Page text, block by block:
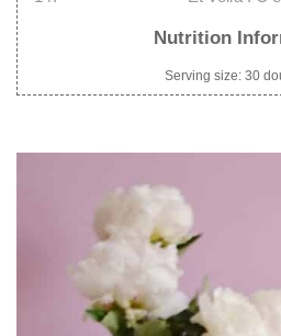
Nutrition
Serving size: 30